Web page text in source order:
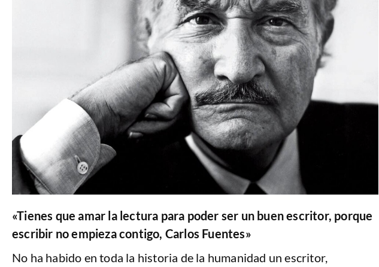
«Tienes que amar la lectura para poder ser un buen escritor, porque
escribir no empieza contigo, Carlos Fuentes»
No ha habido en toda la historia de la humanidad un escritor,